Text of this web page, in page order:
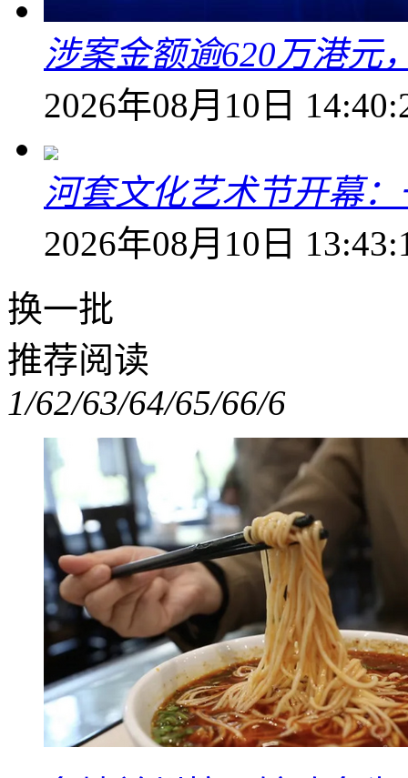
涉案金额逾620万港元
2026年08月10日
河套文化艺术节开幕
2026年08月10日
换一批
推荐阅读
1/62/63/64/65/66/6